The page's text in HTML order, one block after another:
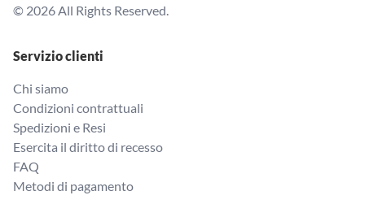
© 2026 All Rights Reserved.
Servizio clienti
Chi siamo
Condizioni contrattuali
Spedizioni e Resi
Esercita il diritto di recesso
FAQ
Metodi di pagamento